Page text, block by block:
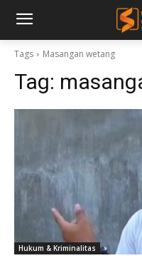
Tags Masangan wetang
Tag:
Hukum & Kriminalitas